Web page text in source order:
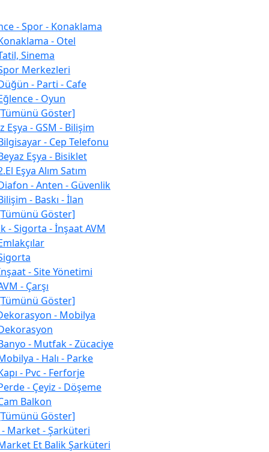
- Spor - Konaklama
- Otel
Sinema
Merkezleri
- Parti - Cafe
- Oyun
Göster]
Eşya - GSM - Bilişim
- Cep Telefonu
Eşya - Bisiklet
Eşya Alım Satım
- Anten - Güvenlik
- Baskı - İlan
Göster]
- Sigorta - İnşaat AVM
- Site Yönetimi
- Çarşı
Göster]
- Mobilya
- Mutfak - Zücaciye
- Halı - Parke
- Pvc - Ferforje
- Çeyiz - Döşeme
Balkon
Göster]
- Market - Şarküteri
Et Balik Şarküteri